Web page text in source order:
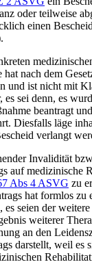
oder teilweise
einen
nach dem
und ist nicht mit
sei denn, es
beantragt
Diesfalls läge
verlangt
Invalidität
auf medizinische
Abs 4 ASVG zu
hat formlos zu
seien der weitere
weiterer
an den
darstellt, weil es